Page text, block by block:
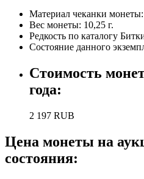
Материал чеканки монеты:
Вес монеты: 10,25 г.
Редкость по каталогу
Состояние данного
Стоимость
года:
2 197 RUB
Цена монеты на
состояния: